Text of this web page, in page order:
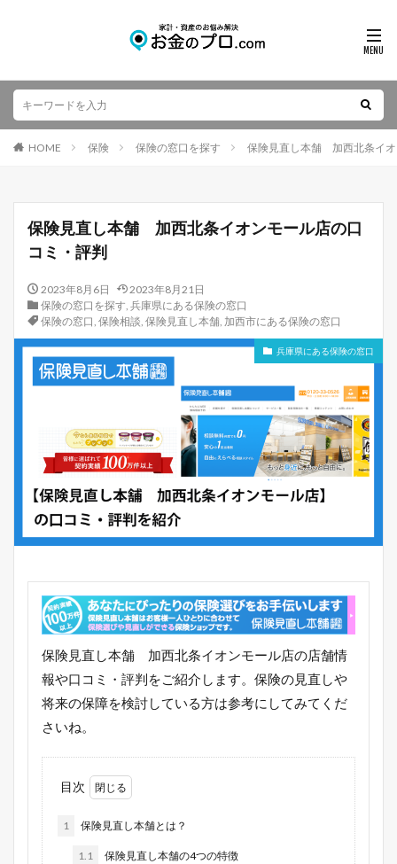
HOME 保険 保険の窓口を探す 保険見直し本舗 加西北条イ
保険見直し本舗 加西北条イオンモール店の口
コミ・評判
2023年8月6日
2023年8月21日
保険の窓口を探す, 兵庫県にある保険の窓口
保険の窓口, 保険相談, 保険見直し本舗, 加西市にある保険の窓口
兵庫県にある保険の窓口
保険見直し本舗 加西北条イオンモール店の店舗情
報や口コミ・評判をご紹介します。保険の見直しや
将来の保障を検討している方は参考にしてみてくだ
さいね。
目次
1 保険見直し本舗とは？
1.1 保険見直し本舗の4つの特徴